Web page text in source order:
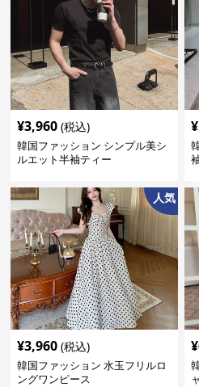
¥3,960 (税込)
韓国ファッション シンプル美シ
ルエット半袖ティー
¥
人気
¥3,960 (税込)
韓国ファッション 水玉フリルロ
ングワンピース
¥